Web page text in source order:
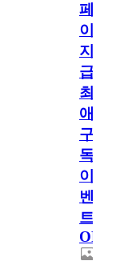
페
이
지
급!
최
애
구
독
이
벤
트
OPEN!